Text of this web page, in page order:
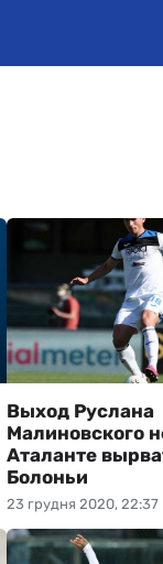
23 грудня 2020, 22:37
Выход Руслана
Малиновского
Аталанте
Болоньи